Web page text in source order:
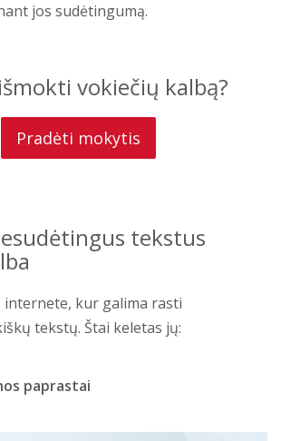
jos sudėtingumą.
vokiečių kalbą?
Pradėti mokytis
tekstus
internete, kur galima rasti
tekstų. Štai keletas jų:
paprastai